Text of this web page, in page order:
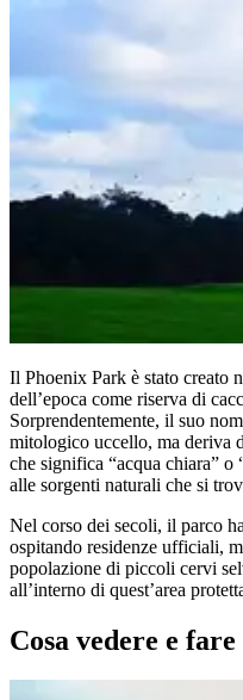
Il Phoenix Park è stato creato
dell’epoca come riserva di
Sorprendentemente, il suo
mitologico uccello, ma deriva
che significa “acqua chiara”
alle sorgenti naturali che si
Nel corso dei secoli, il parco
ospitando residenze ufficiali,
popolazione di piccoli cervi
all’interno di quest’area
Cosa vedere e